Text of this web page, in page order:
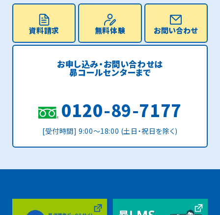
資料請求 無料体験 お問い合わせ
お申し込み・お問い合わせは
昴コールセンターまで
0120-89-7177
[受付時間] 9:00〜18:00 (土日・祝日を除く)